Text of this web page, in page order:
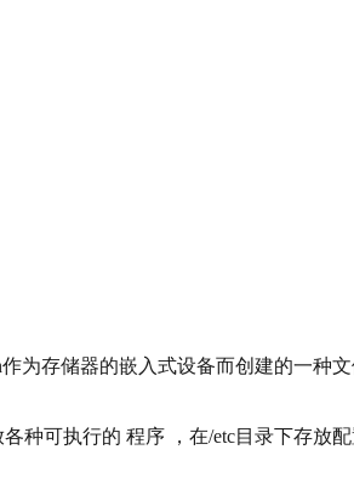
存储器的嵌入式设备而创建的一种文
种可执行的 程序 ，在/etc目录下存放